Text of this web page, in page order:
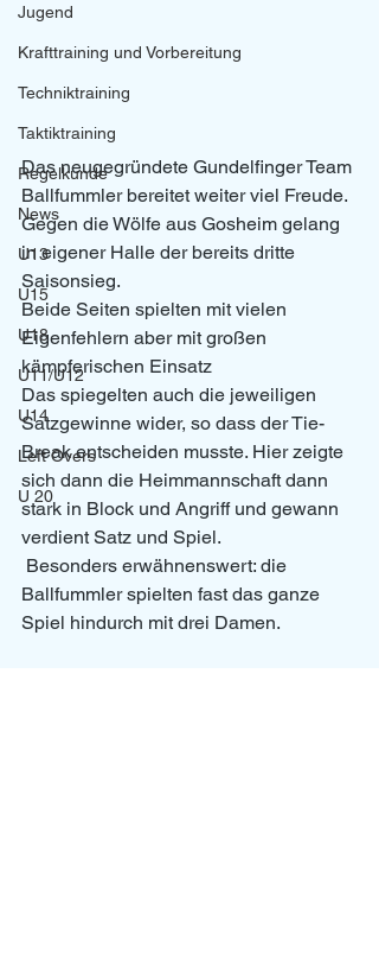
Jugend
Krafttraining und Vorbereitung
Techniktraining
Taktiktraining
Regelkunde
News
U13
U15
U18
U11/U12
U14
Left Overs
U 20
Das neugegründete Gundelfinger Team
Ballfummler bereitet weiter viel Freude.
Gegen die Wölfe aus Gosheim gelang
in eigener Halle der bereits dritte
Saisonsieg.
Beide Seiten spielten mit vielen
Eigenfehlern aber mit großen
kämpferischen Einsatz
Das spiegelten auch die jeweiligen
Satzgewinne wider, so dass der Tie-
Break entscheiden musste. Hier zeigte
sich dann die Heimmannschaft dann
stark in Block und Angriff und gewann
verdient Satz und Spiel.
Ballfummler spielten fast das ganze
Spiel hindurch mit drei Damen.